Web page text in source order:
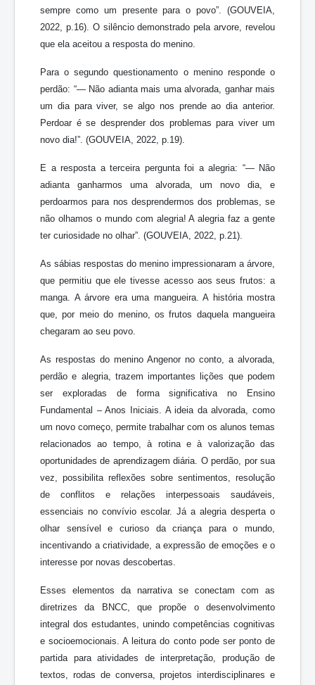
sempre como um presente para o povo”. (GOUVEIA,
2022, p.16). O silêncio demonstrado pela arvore, revelou
que ela aceitou a resposta do menino.
Para o segundo questionamento o menino responde o
perdão: “— Não adianta mais uma alvorada, ganhar mais
um dia para viver, se algo nos prende ao dia anterior.
Perdoar é se desprender dos problemas para viver um
novo dia!”. (GOUVEIA, 2022, p.19).
E a resposta a terceira pergunta foi a alegria: “— Não
adianta ganharmos uma alvorada, um novo dia, e
perdoarmos para nos desprendermos dos problemas, se
não olhamos o mundo com alegria! A alegria faz a gente
ter curiosidade no olhar”. (GOUVEIA, 2022, p.21).
As sábias respostas do menino impressionaram a árvore,
que permitiu que ele tivesse acesso aos seus frutos: a
manga. A árvore era uma mangueira. A história mostra
que, por meio do menino, os frutos daquela mangueira
chegaram ao seu povo.
As respostas do menino Angenor no conto, a alvorada,
perdão e alegria, trazem importantes lições que podem
ser exploradas de forma significativa no Ensino
Fundamental – Anos Iniciais. A ideia da alvorada, como
um novo começo, permite trabalhar com os alunos temas
relacionados ao tempo, à rotina e à valorização das
oportunidades de aprendizagem diária. O perdão, por sua
vez, possibilita reflexões sobre sentimentos, resolução
de conflitos e relações interpessoais saudáveis,
essenciais no convívio escolar. Já a alegria desperta o
olhar sensível e curioso da criança para o mundo,
incentivando a criatividade, a expressão de emoções e o
interesse por novas descobertas.
Esses elementos da narrativa se conectam com as
diretrizes da BNCC, que propõe o desenvolvimento
integral dos estudantes, unindo competências cognitivas
e socioemocionais. A leitura do conto pode ser ponto de
partida para atividades de interpretação, produção de
textos, rodas de conversa, projetos interdisciplinares e